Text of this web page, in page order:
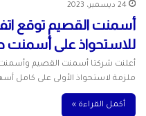
24 ديسمبر، 2023
أسمنت القصيم توقع
للاستحواذ على أسمنت
أعلنت شركتا أسمنت القصيم وأسمنت
ملزمة لاستحواذ الأولى على كامل
أكمل القراءة »